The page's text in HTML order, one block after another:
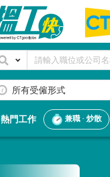
所有受僱形式
熱門工作 兼職 · 炒散